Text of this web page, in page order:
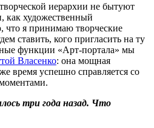
иерархии не бытуют
как художественный
что я принимаю творческие
ставить, кого пригласить на ту
функции «Арт-портала» мы
Власенко: она мощная
время успешно справляется со
три года назад. Что